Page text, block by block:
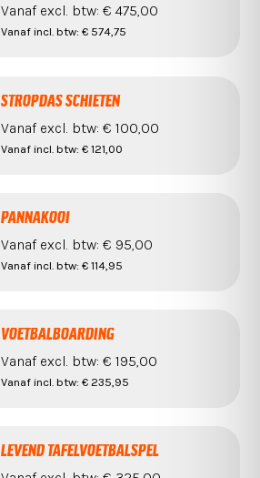
Vanaf excl. btw: € 475,00
Vanaf incl. btw: € 574,75
STROPDAS SCHIETEN
Vanaf excl. btw: € 100,00
Vanaf incl. btw: € 121,00
PANNAKOOI
Vanaf excl. btw: € 95,00
Vanaf incl. btw: € 114,95
VOETBALBOARDING
Vanaf excl. btw: € 195,00
Vanaf incl. btw: € 235,95
LEVEND TAFELVOETBALSPEL